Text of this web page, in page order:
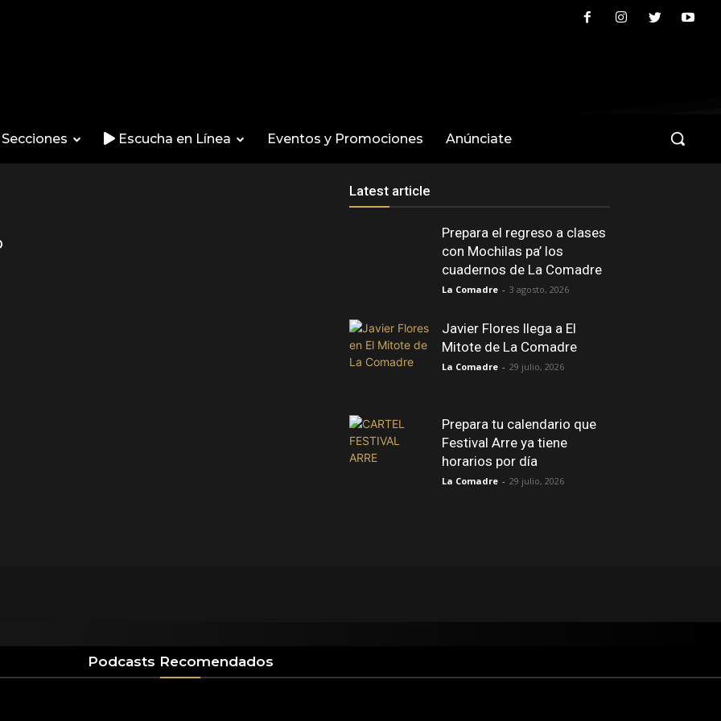
Secciones Escucha en Línea Eventos y Promociones Anúnciate
Latest article
Prepara el regreso a clases
con Mochilas pa’ los
cuadernos de La Comadre
La Comadre - 3 agosto, 2026
Javier Flores llega a El
Mitote de La Comadre
La Comadre - 29 julio, 2026
Prepara tu calendario que
Festival Arre ya tiene
horarios por día
La Comadre - 29 julio, 2026
Podcasts Recomendados